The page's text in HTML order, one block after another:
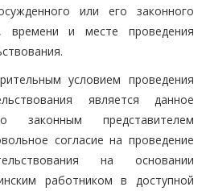
или его законного
времени и месте проведения
условием проведения
является данное
представителем
согласие на проведение
на основании
работником в доступной